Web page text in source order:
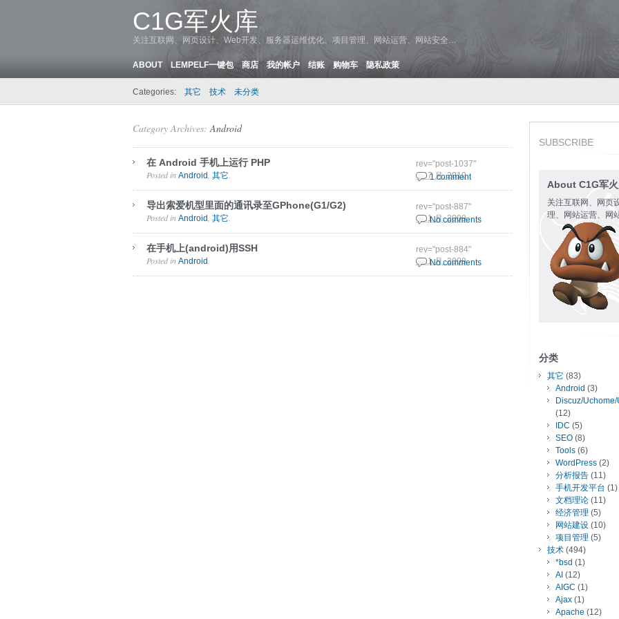
C1G军火库
关注互联网、网页设计、Web开发、服务器运维优化、项目管理、网站运营、网站安全…
ABOUT LEMPELF一键包 商店 我的帐户 结账 购物车 隐私政策
Categories: 其它 技术 未分类
Category Archives:Android
在 Android 手机上运行 PHP
16 7 月, 2010
Posted in Android 其它
rev="post-1037"
1 comment
导出索爱机型里面的通讯录至GPhone(G1/G2)
6 11 月, 2009
Posted in Android 其它
rev="post-887"
No comments
在手机上(android)用SSH
6 11 月, 2009
Posted in Android
rev="post-884"
No comments
SUBSCRIBE
About C1G军
关注互联网、网页
理、网站运营、网
分类
其它 (83)
Android (3)
Discuz/
(12)
IDC (5)
SEO (8)
Tools (6)
WordPress (2)
分析报告 (11)
手机开发平台 (1)
文档理论 (11)
经济管理 (5)
网站建设 (10)
项目管理 (5)
技术 (494)
*bsd (1)
AI (12)
AIGC (1)
Ajax (1)
Apache (12)